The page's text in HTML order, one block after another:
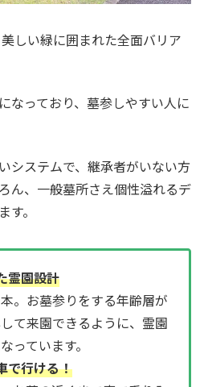
しい緑に囲まれた全面バリア
なっており、墓参しやすい人に
システムで、継承者がいない方
ん、一般墓所さえ個性溢れるデ
。
霊園設計
。お墓参りをする年齢層が
て来園できるように、霊園
っています。
で行ける！